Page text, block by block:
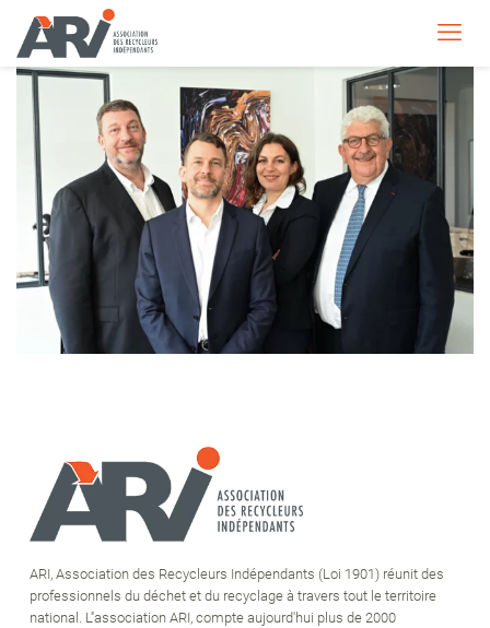
ARI, Association des Recycleurs Indépendants (Loi 1901) réunit des
professionnels du déchet et du recyclage à travers tout le territoire
national. L''association ARI, compte aujourd'hui plus de 2000